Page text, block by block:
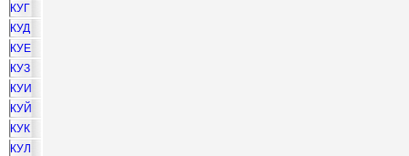
КУГ
КУД
КУЕ
КУЗ
КУИ
КУЙ
КУК
КУЛ